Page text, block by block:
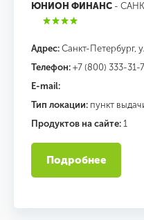
ЮНИОН ФИНАНС -
Адрес: Санкт-Петербург,
Телефон: +7 (800) 333-31-
E-mail:
Тип локации: пункт
Продуктов на сайте: 1
Подробнее